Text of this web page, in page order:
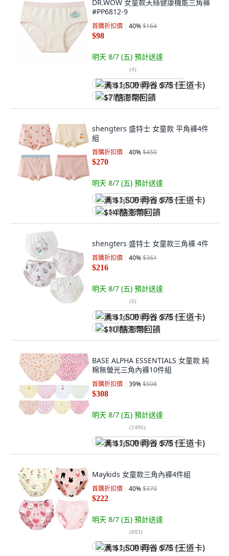
DR.WOW 女童款天絲健康機能三角褲
#PP6812-9
首購折扣價 40%$164
$98
明天 8/7 (五) 預計送達
(4)
满 $1,500 再省 $75 (王道卡)
$7 酷澎幣回饋
shengters 盛特士 女童款 平角褲4件
組
首購折扣價 40%$450
$270
明天 8/7 (五) 預計送達
满 $1,500 再省 $75 (王道卡)
$14 酷澎幣回饋
shengters 盛特士 女童款三角褲 4件
首購折扣價 40%$361
$216
明天 8/7 (五) 預計送達
(6)
满 $1,500 再省 $75 (王道卡)
$10 酷澎幣回饋
BASE ALPHA ESSENTIALS 女童款 純
棉無螢光三角內褲10件組
首購折扣價 39%$508
$308
明天 8/7 (五) 預計送達
(1496)
满 $1,500 再省 $75 (王道卡)
Maykids 女童款三角內褲4件組
首購折扣價 40%$370
$222
明天 8/7 (五) 預計送達
(883)
满 $1,500 再省 $75 (王道卡)